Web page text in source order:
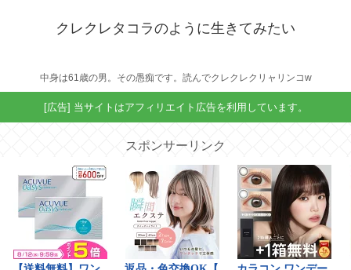
クレクレタコラのように生きてみたい
中身は61歳の男。その愚痴です。読んでクレクレクリャリンコw
[広告] 当サイトはアフィリエイト広告を利用しています。
スポンサーリンク